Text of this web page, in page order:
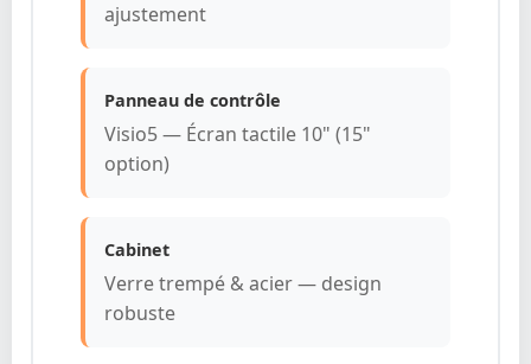
ajustement
Panneau de contrôle
Visio5 — Écran tactile 10" (15"
option)
Cabinet
Verre trempé & acier — design
robuste